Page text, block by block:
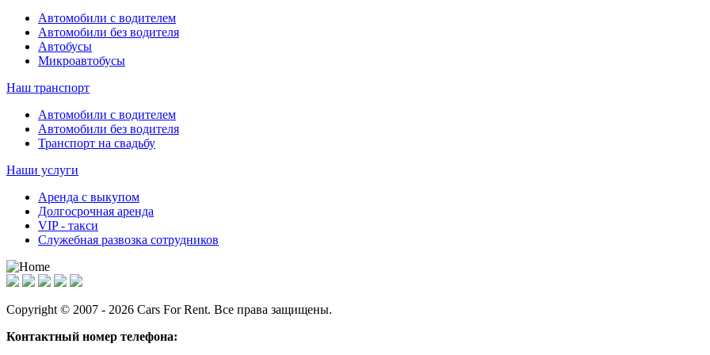
Автомобили с водителем
Автомобили без водителя
Автобусы
Микроавтобусы
Наш транспорт
Автомобили с водителем
Автомобили без водителя
Транспорт на свадьбу
Наши услуги
Аренда с выкупом
Долгосрочная аренда
VIP - такси
Служебная развозка сотрудников
Copyright © 2007 - 2026 Cars For Rent. Все права защищены.
Контактный номер телефона: